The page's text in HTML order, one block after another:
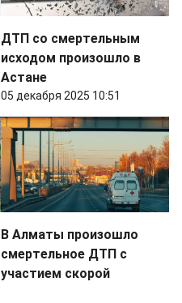
ДТП со смертельным
исходом произошло в
Астане
05 декабря 2025 10:51
В Алматы произошло
смертельное ДТП с
участием скорой